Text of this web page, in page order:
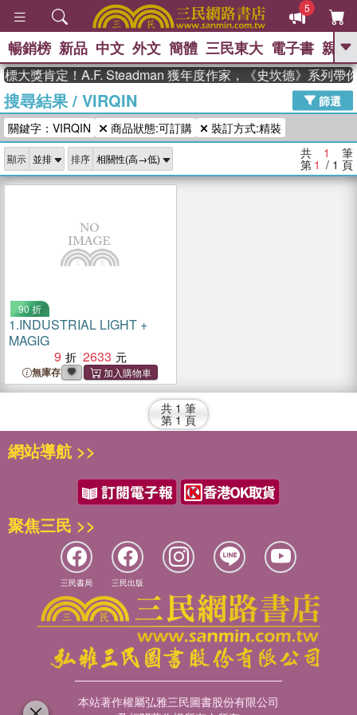
5
GO
高希均教授回憶錄
、 The Odyssey 、 父親節 、 如果歷
史是一群喵 、 暑期推薦 、
獎 臺灣漫遊錄 、 方念華 、 台灣的李
登輝時代
數學女孩：黎曼猜想 、
偉大的迷走神經
暢銷榜 新品 中文 外文 簡體 三民東大 電子書 親子
大獎肯定！A.F. Steadman 獲年度作家，《史坎德》系列帶
搜尋結果/ VIRQIN
篩選
關鍵字：VIRQIN
商品狀態:可訂購 裝訂方式:精裝
顯示 排序 共 1 筆
第 1 / 1 頁
90 折
1.INDUSTRIAL LIGHT +
MAGIG
9
2633
無庫存
共 1 筆
第 1 頁
網站導航 >>
聚焦三民 >>
三民書局 三民出版
本站著作權屬弘雅三民圖書股份有限公司